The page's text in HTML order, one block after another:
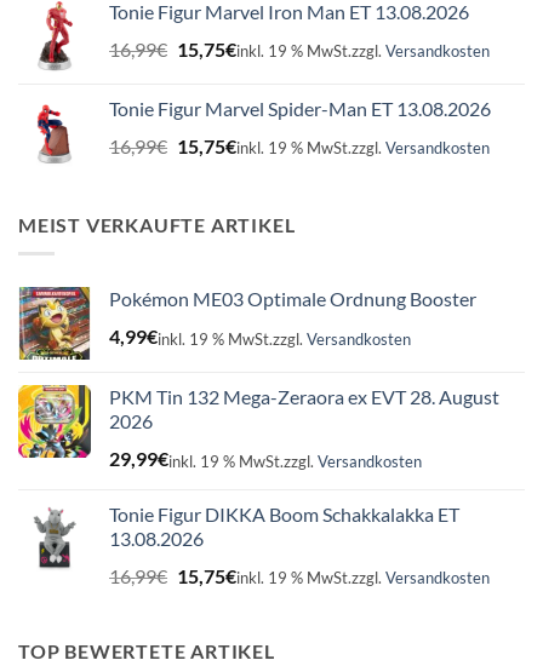
16,99€15,75€.
Tonie Figur Marvel Iron Man ET 13.08.2026
16,99€ Ursprünglicher
Preis
16,99€
15,75€Aktueller
15,75€.
inkl. 19 % MwSt.zzgl. Versandkosten
Tonie Figur Marvel Spider-Man ET 13.08.2026
16,99€ Ursprünglicher
Preis
16,99€
15,75€Aktueller
15,75€.
inkl. 19 % MwSt.zzgl. Versandkosten
MEIST VERKAUFTE ARTIKEL
Pokémon ME03 Optimale Ordnung Booster
4,99€inkl. 19 % MwSt.zzgl. Versandkosten
PKM Tin 132 Mega-Zeraora ex EVT 28. August
2026
29,99€inkl. 19 % MwSt.zzgl. Versandkosten
Tonie Figur DIKKA Boom Schakkalakka ET
13.08.2026
16,99€ Ursprünglicher
Preis
16,99€
15,75€Aktueller
15,75€.
inkl. 19 % MwSt.zzgl. Versandkosten
TOP BEWERTETE ARTIKEL